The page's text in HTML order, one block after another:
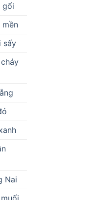
gối
sấy
Nai